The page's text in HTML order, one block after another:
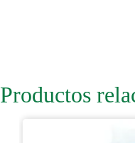
Productos